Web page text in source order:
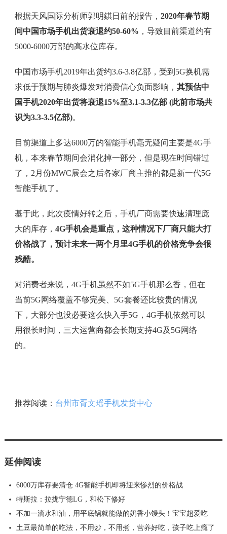
根据天风国际分析师郭明錤日前的报告， 2020年春节期
间中国市场手机出货衰退约50-60% ，导致目前渠道约有
5000-6000万部的高水位库存。
中国市场手机2019年出货约3.6-3.8亿部，受到5G换机需
求低于预期与肺炎爆发对消费信心负面影响， 其预估中
国手机2020年出货将衰退15%至3.1-3.3亿部 (此前市场共
识为3.3-3.5亿部)。
目前渠道上多达6000万的智能手机毫无疑问主要是4G手
机，本来春节期间会消化掉一部分，但是现在时间错过
了，2月份MWC展会之后各家厂商主推的都是新一代5G
智能手机了。
基于此，此次疫情好转之后，手机厂商需要快速清理庞
大的库存， 4G手机会是重点，这种情况下厂商只能大打
价格战了，预计未来一两个月里4G手机的价格竞争会很
残酷。
对消费者来说，4G手机虽然不如5G手机那么香，但在
当前5G网络覆盖不够完美、5G套餐还比较贵的情况
下，大部分也没必要这么快入手5G，4G手机依然可以
用很长时间，三大运营商都会长期支持4G及5G网络
的。
推荐阅读： 台州市胥文瑶手机发货中心
延伸阅读
6000万库存要清仓 4G智能手机即将迎来惨烈的价格战
特斯拉：拉拢宁德LG，和松下修好
不加一滴水和油，用平底锅就能做的奶香小馒头！宝宝超爱吃
土豆最简单的吃法，不用炒，不用煮，营养好吃，孩子吃上瘾了